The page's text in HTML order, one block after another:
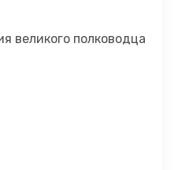
великого полководца